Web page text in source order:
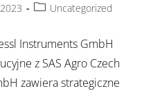
Uncategorized
Instruments GmbH
z SAS Agro Czech
zawiera strategiczne